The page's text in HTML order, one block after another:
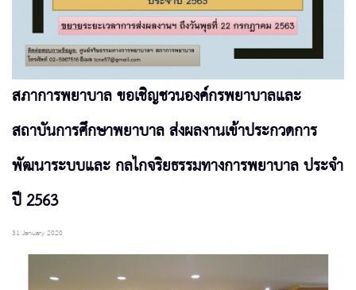
สภาการพยาบาล ขอเชิญชวนองค์กรพยาบาลและ
สถาบันการศึกษาพยาบาล ส่งผลงานเข้าประกวดการ
พัฒนาระบบและ กลไกจริยธรรมทางการพยาบาล ประจำ
ปี 2563
31 January 2020